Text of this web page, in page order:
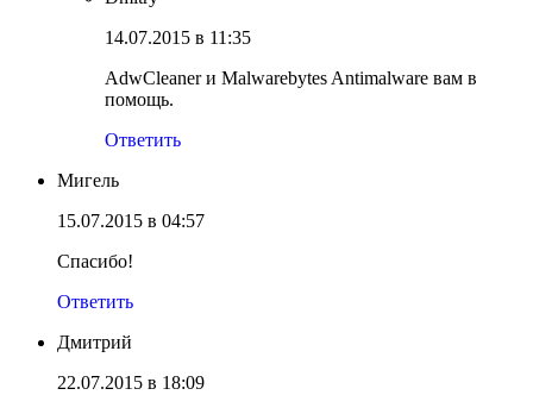
14.07.2015 в 11:35
AdwCleaner и Malwarebytes Antimalware вам в
помощь.
Ответить
Мигель
15.07.2015 в 04:57
Спасибо!
Ответить
Дмитрий
22.07.2015 в 18:09